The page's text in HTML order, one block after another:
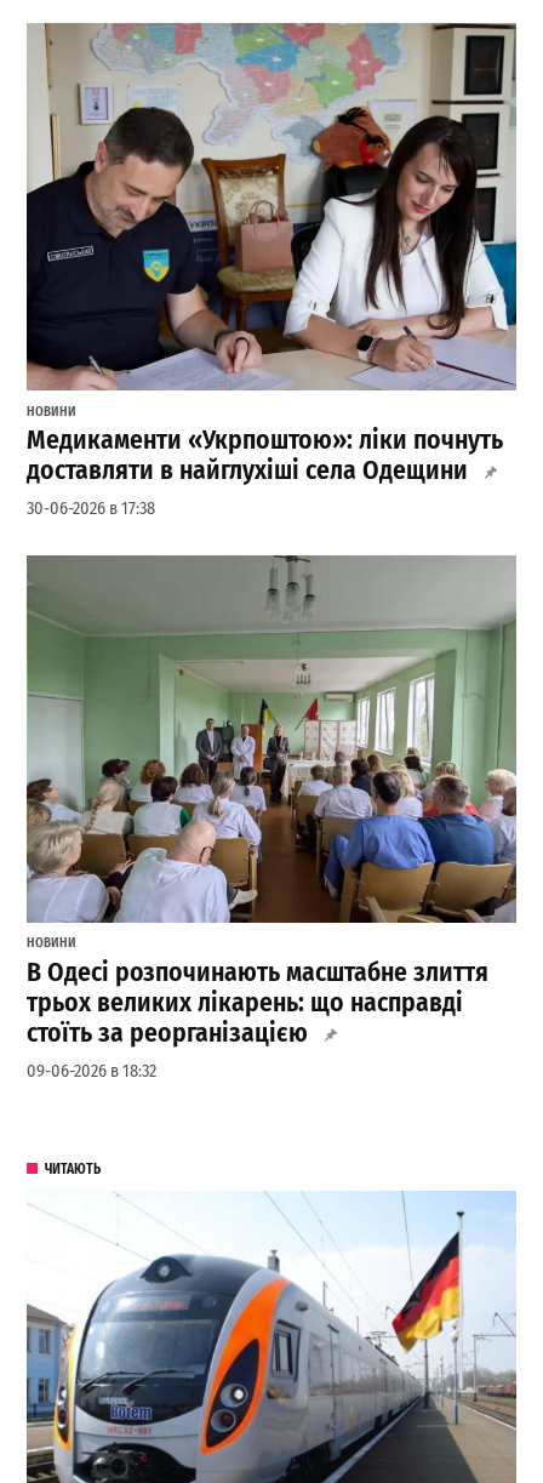
НОВИНИ
Медикаменти «Укрпоштою»: ліки почнуть
доставляти в найглухіші села Одещини
30-06-2026 в 17:38
НОВИНИ
В Одесі розпочинають масштабне злиття
трьох великих лікарень: що насправді
стоїть за реорганізацією
09-06-2026 в 18:32
ЧИТАЮТЬ